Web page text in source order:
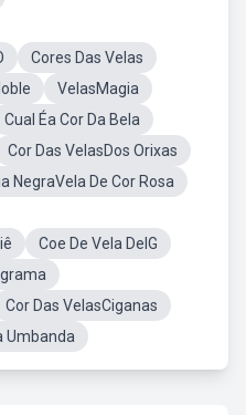
Cores Das Velas
VelasMagia
Cual Éa Cor Da Bela
Cor Das VelasDos Orixas
NegraVela De Cor Rosa
Coe De Vela DeIG
Cor Das VelasCiganas
Umbanda